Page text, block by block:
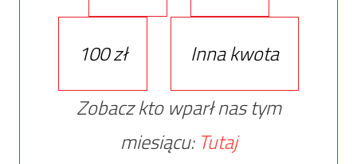
100 zł
Inna kwota
Zobacz kto wparł nas tym
miesiącu: Tutaj